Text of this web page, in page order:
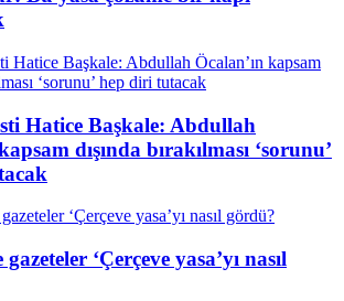
Hatice Başkale: Abdullah
dışında bırakılması ‘sorunu’
‘Çerçeve yasa’yı nasıl